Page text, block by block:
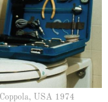
USA 1974